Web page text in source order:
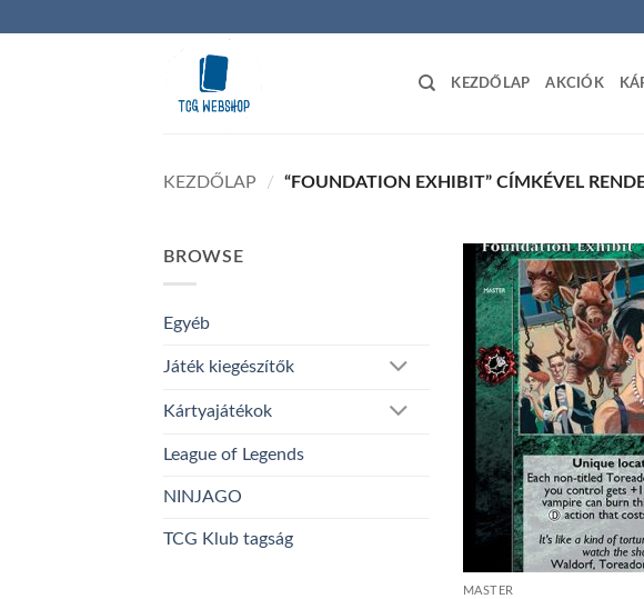
KEZDŐLAP AKCIÓK
KEZDŐLAP / “FOUNDATION EXHIBIT” CÍMKÉVEL
BROWSE
Egyéb
Játék kiegészítők
Kártyajátékok
League of Legends
NINJAGO
TCG Klub tagság
MASTER